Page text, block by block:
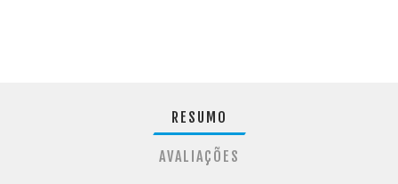
RESUMO
AVALIAÇÕES